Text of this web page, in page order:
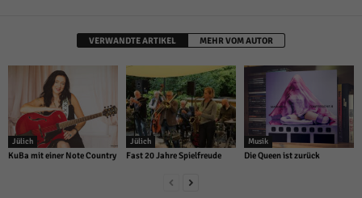
VERWANDTE ARTIKEL MEHR VOM AUTOR
Jülich
KuBa mit einer Note Country
Jülich
Fast 20 Jahre Spielfreude
Musik
Die Queen ist zurück